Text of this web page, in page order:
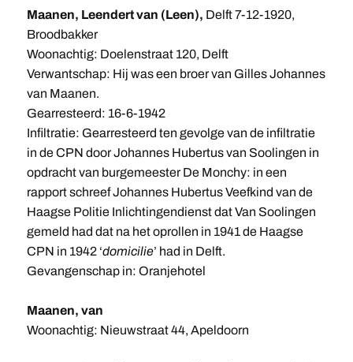
Maanen, Leendert van (Leen), Delft 7-12-1920,
Broodbakker
Woonachtig: Doelenstraat 120, Delft
Verwantschap: Hij was een broer van Gilles Johannes
van Maanen.
Gearresteerd: 16-6-1942
Infiltratie: Gearresteerd ten gevolge van de infiltratie
in de CPN door Johannes Hubertus van Soolingen in
opdracht van burgemeester De Monchy: in een
rapport schreef Johannes Hubertus Veefkind van de
Haagse Politie Inlichtingendienst dat Van Soolingen
gemeld had dat na het oprollen in 1941 de Haagse
CPN in 1942 ‘domicilie’ had in Delft.
Gevangenschap in: Oranjehotel
Maanen, van
Woonachtig: Nieuwstraat 44, Apeldoorn